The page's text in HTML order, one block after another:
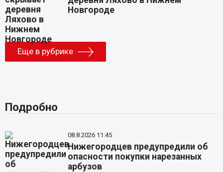
Новгороде
Еще в рубрике
Подробно
08.8.2026 11:45
Нижегородцев предупредили об
опасности покупки нарезанных
арбузов